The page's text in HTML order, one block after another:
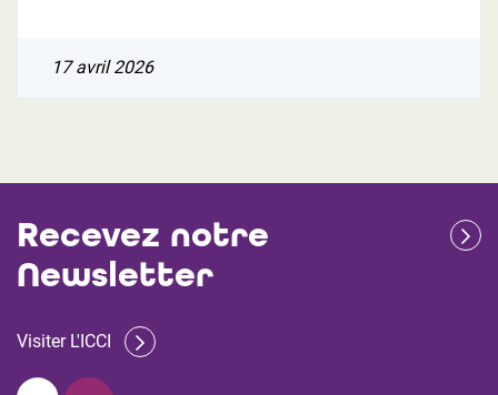
17 avril 2026
Recevez notre
Newsletter
Visiter L'ICCI